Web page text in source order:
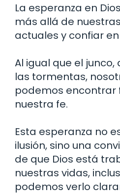
La esperanza en
más allá de
actuales y confiar en
Al igual que el
las tormentas,
podemos encontrar
nuestra fe.
Esta esperanza no
ilusión, sino una
de que Dios está
nuestras vidas,
podemos verlo